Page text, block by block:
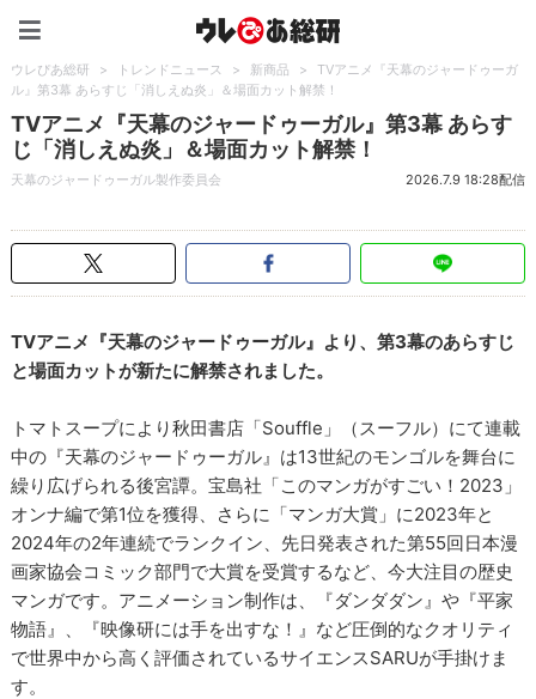
ウレぴあ総研 > トレンドニュース > 新商品 >
TVアニメ『天幕のジャードゥーガ
ル』第3幕 あらすじ「消しえぬ炎」＆場面カット解禁！
TVアニメ『天幕のジャードゥーガル』第3幕 あらす
じ「消しえぬ炎」＆場面カット解禁！
天幕のジャードゥーガル製作委員会 2026.7.9 18:28配信
TVアニメ『天幕のジャードゥーガル』より、第3幕のあらすじ
と場面カットが新たに解禁されました。
トマトスープにより秋田書店「Souffle」（スーフル）にて連載
中の『天幕のジャードゥーガル』は13世紀のモンゴルを舞台に
繰り広げられる後宮譚。宝島社「このマンガがすごい！2023」
オンナ編で第1位を獲得、さらに「マンガ大賞」に2023年と
2024年の2年連続でランクイン、先日発表された第55回日本漫
画家協会コミック部門で大賞を受賞するなど、今大注目の歴史
マンガです。アニメーション制作は、『ダンダダン』や『平家
物語』、『映像研には手を出すな！』など圧倒的なクオリティ
で世界中から高く評価されているサイエンスSARUが手掛けま
す。